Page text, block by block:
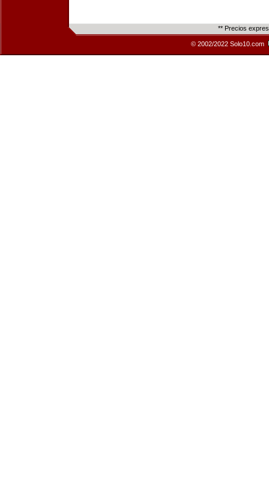
** Precios
© 2002/2022 Solo10.com